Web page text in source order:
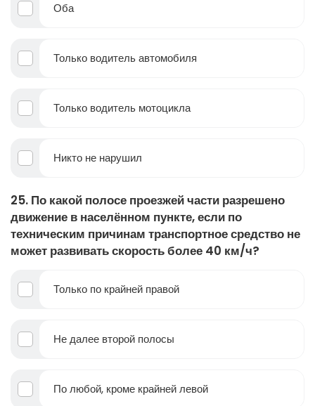
Оба
Только водитель автомобиля
Только водитель мотоцикла
Никто не нарушил
25. По какой полосе проезжей части разрешено
движение в населённом пункте, если по
техническим причинам транспортное средство не
может развивать скорость более 40 км/ч?
Только по крайней правой
Не далее второй полосы
По любой, кроме крайней левой